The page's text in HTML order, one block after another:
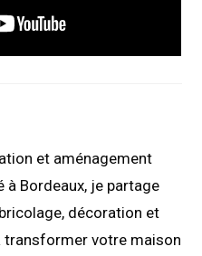
et aménagement
à Bordeaux, je partage
décoration et
transformer votre maison